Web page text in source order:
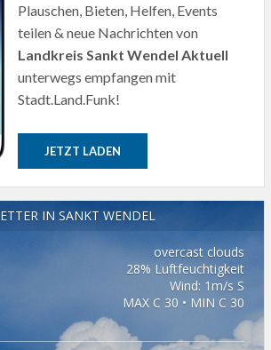
Plauschen, Bieten, Helfen, Events
teilen & neue Nachrichten von
Landkreis Sankt Wendel Aktuell
unterwegs empfangen mit
Stadt.Land.Funk!
JETZT LADEN
IN SANKT WENDEL
overcast clouds
28% Luftfeuchtigkeit
Wind: 1m/s S
MAX C 30 • MIN C 30